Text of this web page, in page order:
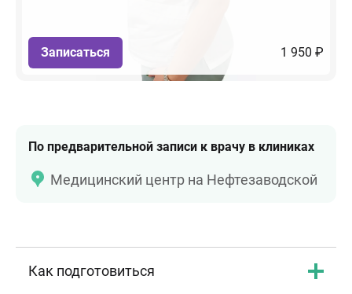
Записаться 1 950 ₽
По предварительной записи к врачу в клиниках
Медицинский центр на Нефтезаводской
Как подготовиться